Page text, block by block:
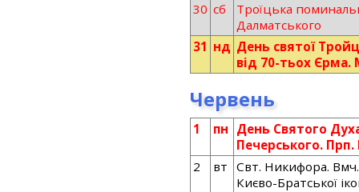
30 сб
Троїцька
Далматського
31 нд День святої
від 70-тьох Єрма.
Червень
1 пн День Святого
Печерського.
2
вт
Свт. Никифора. Вмч.
Києво-Братської